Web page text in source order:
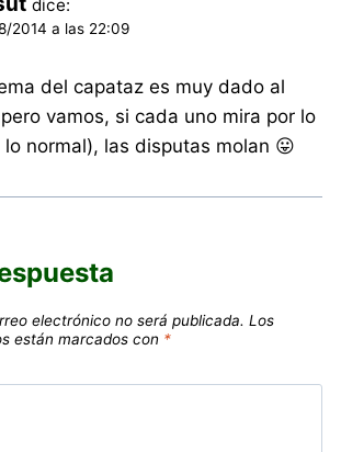
dice:
2014 a las 22:09
del capataz es muy dado al
vamos, si cada uno mira por lo
lo normal), las disputas molan 😛
electrónico no será publicada. Los
están marcados con *